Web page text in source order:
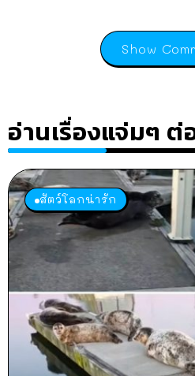
Show
อ่านเรื่องแจ่มๆ ต่
สัตว์โลกน่ารัก